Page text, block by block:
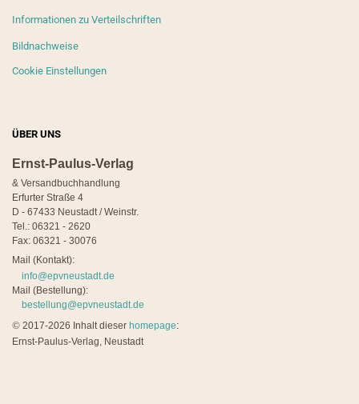
Informationen zu Verteilschriften
Bildnachweise
Cookie Einstellungen
ÜBER UNS
Ernst-Paulus-Verlag
& Versandbuchhandlung
Erfurter Straße 4
D - 67433 Neustadt / Weinstr.
Tel.: 06321 - 2620
Fax: 06321 - 30076
Mail (Kontakt):
info@epvneustadt.de
Mail (Bestellung):
bestellung@epvneustadt.de
© 2017-2026 Inhalt dieser homepage:
Ernst-Paulus-Verlag, Neustadt